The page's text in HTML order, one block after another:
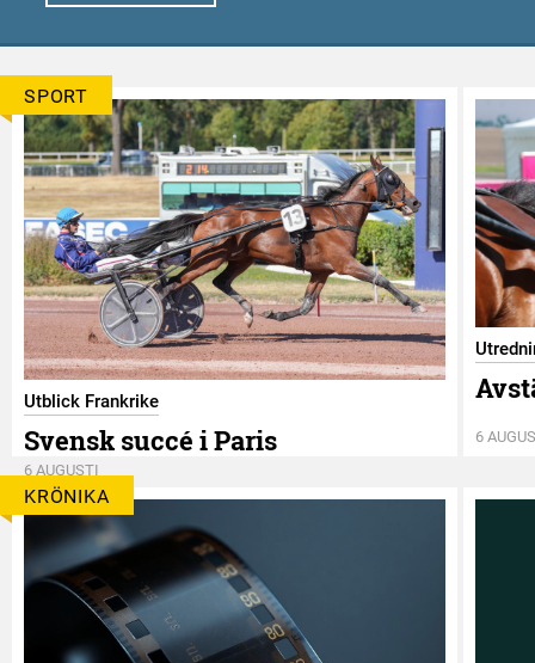
SPORT
Utblick Frankrike
Svensk succé i Paris
6 AUGUSTI
6
KRÖNIKA